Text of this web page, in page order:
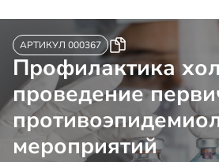
АРТИКУЛ 000367
Профилактика
проведение
мероприятий